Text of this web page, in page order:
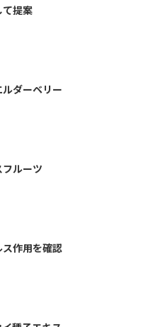
提案
ダーベリー
ルーツ
作用を確認